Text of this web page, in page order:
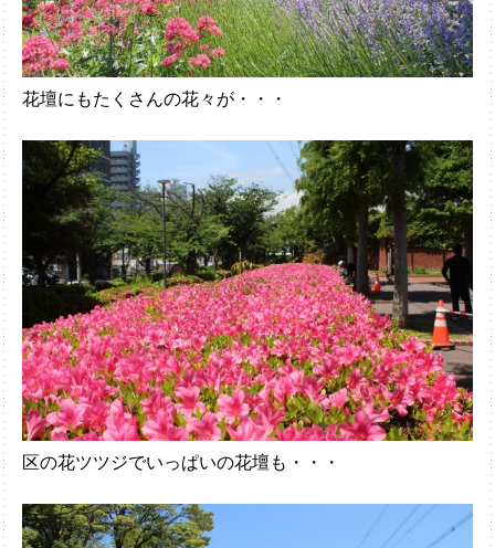
花壇にもたくさんの花々が・・・
区の花ツツジでいっぱいの花壇も・・・